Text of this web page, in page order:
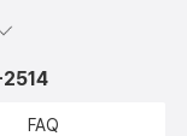
FAQ